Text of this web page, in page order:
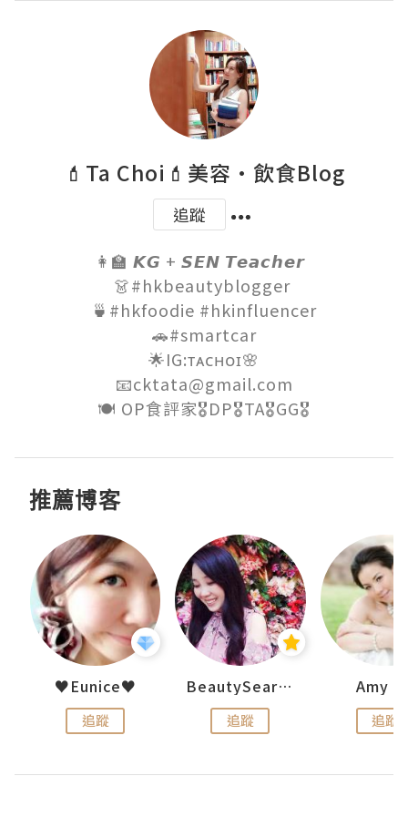
💄Ta Choi💄美容•飲食Blog
追蹤
👩‍🏫 𝙆𝙂 + 𝙎𝙀𝙉 𝙏𝙚𝙖𝙘𝙝𝙚𝙧
👗#hkbeautyblogger
🍵#hkfoodie #hkinfluencer
🚗#smartcar
🌟IG:ᴛᴀᴄʜᴏɪ🌸
📧cktata@gmail.com
🍽 OP食評家🎖DP🎖TA🎖GG🎖
推薦博客
♥Eunice♥
追蹤
BeautySearch
追蹤
Amy
追蹤